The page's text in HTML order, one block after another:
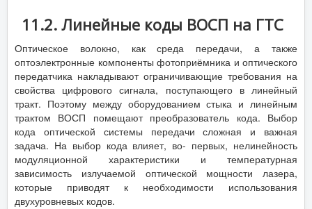
11.2. Линейные коды ВОСП на ГТС
Оптическое волокно, как среда передачи, а также
оптоэлектронные компоненты фотоприёмника и оптического
передатчика накладывают ограничивающие требования на
свойства цифрового сигнала, поступающего в линейный
тракт. Поэтому между оборудованием стыка и линейным
трактом ВОСП помещают преобразователь кода. Выбор
кода оптической системы передачи сложная и важная
задача. На выбор кода влияет, во- первых, нелинейность
модуляционной характеристики и температурная
зависимость излучаемой оптической мощности лазера,
которые приводят к необходимости использования
двухуровневых кодов.